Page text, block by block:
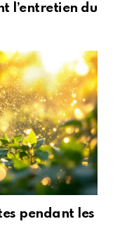
l’entretien du
pendant les